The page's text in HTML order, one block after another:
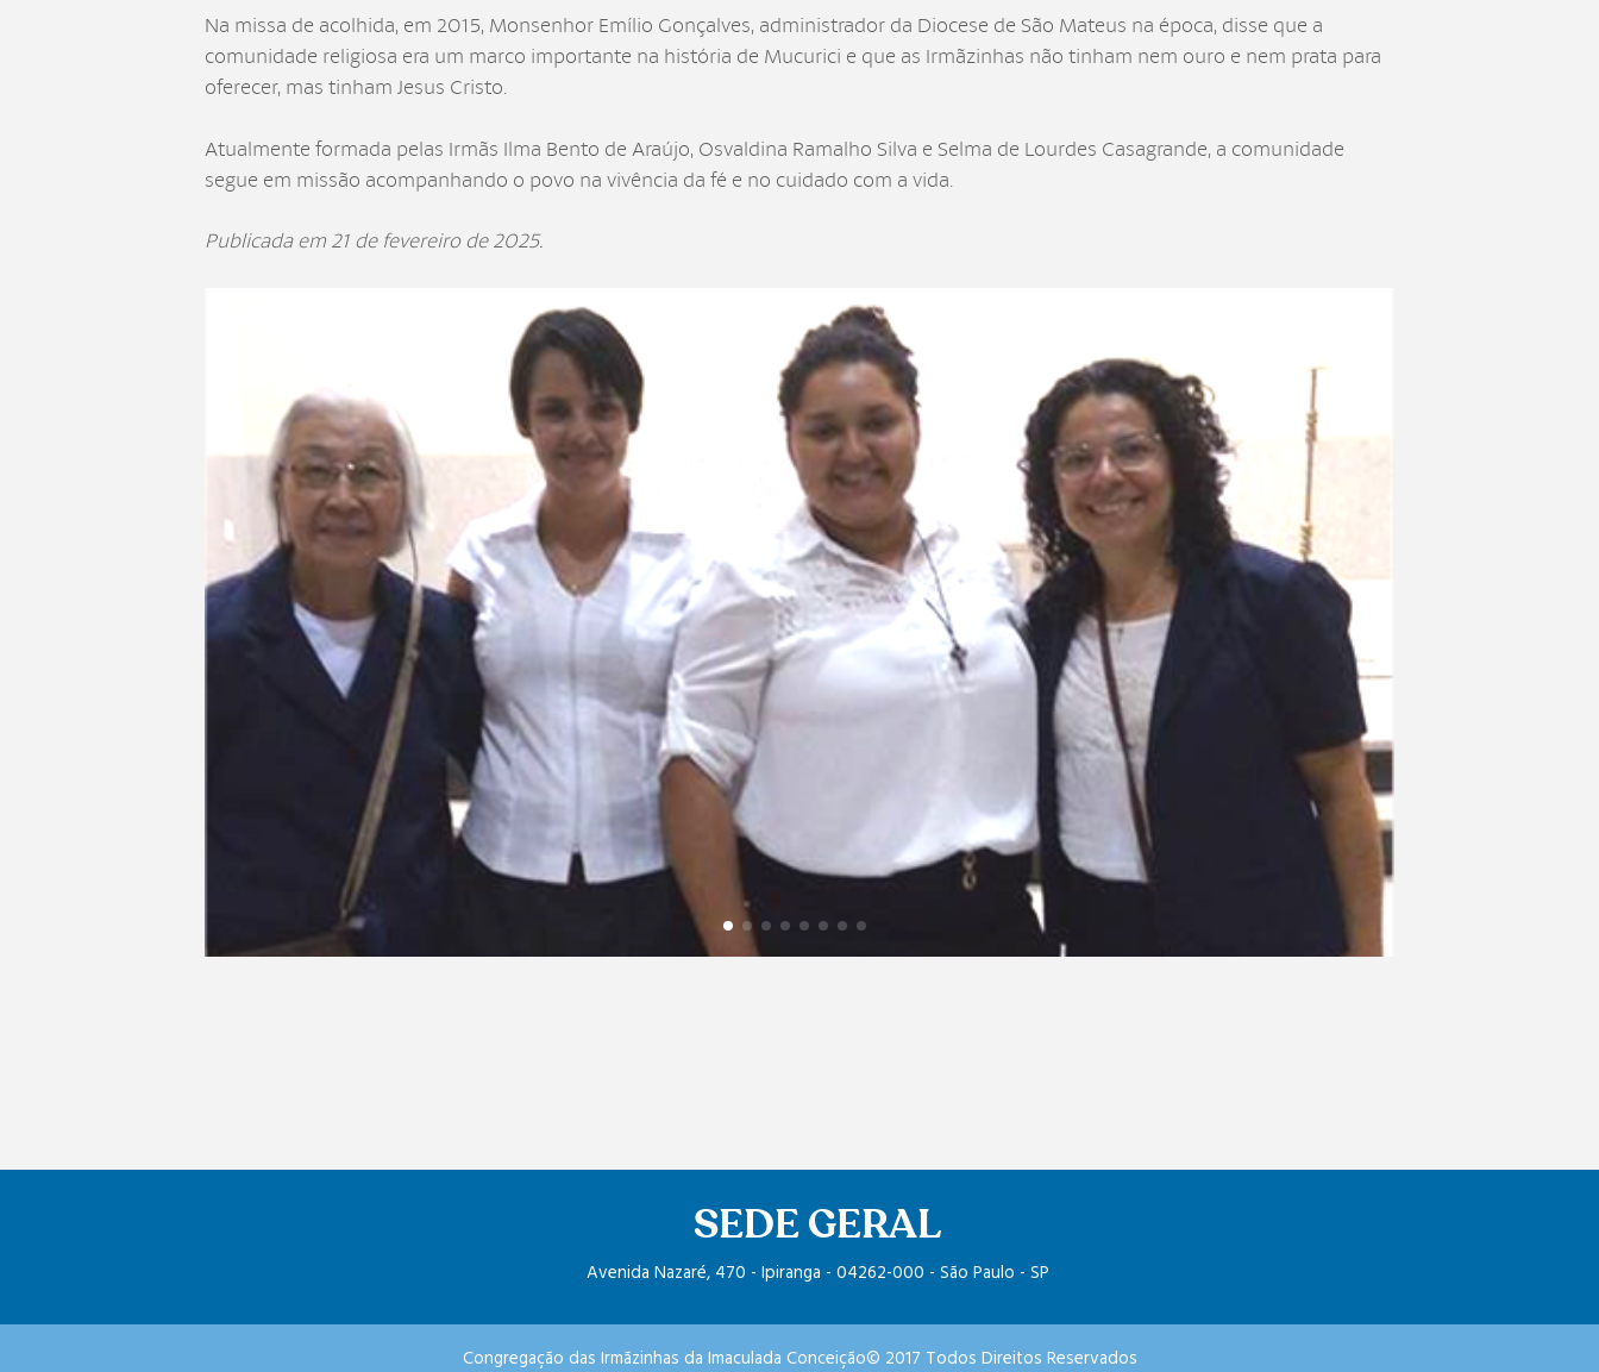
Na missa de acolhida, em 2015, Monsenhor Emílio Gonçalves, administrador da Diocese de São Mateus na época, disse que a
comunidade religiosa era um marco importante na história de Mucurici e que as Irmãzinhas não tinham nem ouro e nem prata para
oferecer, mas tinham Jesus Cristo.
Atualmente formada pelas Irmãs Ilma Bento de Araújo, Osvaldina Ramalho Silva e Selma de Lourdes Casagrande, a comunidade
segue em missão acompanhando o povo na vivência da fé e no cuidado com a vida.
Publicada em 21 de fevereiro de 2025.
SEDE GERAL
Avenida Nazaré, 470 - Ipiranga - 04262-000 - São Paulo - SP
Congregação das Irmãzinhas da Imaculada Conceição© 2017 Todos Direitos Reservados